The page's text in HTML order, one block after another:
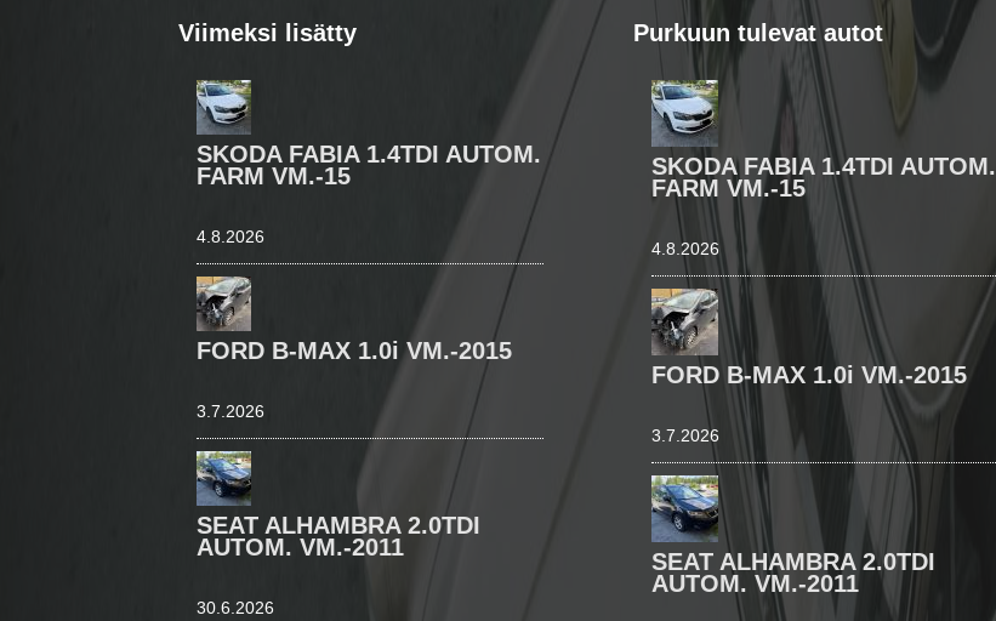
Viimeksi lisätty
SKODA FABIA 1.4TDI AUTOM.
FARM VM.-15
4.8.2026
FORD B-MAX 1.0i VM.-2015
3.7.2026
SEAT ALHAMBRA 2.0TDI
AUTOM. VM.-2011
30.6.2026
Purkuun tulevat autot
SKODA FABIA 1.4TDI AUTOM.
FARM VM.-15
4.8.2026
FORD B-MAX 1.0i VM.-2015
3.7.2026
SEAT ALHAMBRA 2.0TDI
AUTOM. VM.-2011